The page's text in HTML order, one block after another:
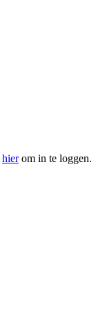
hierom in te loggen.